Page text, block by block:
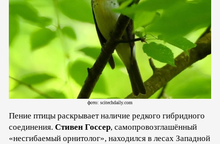
фото: scitechdaily.com
Пение птицы раскрывает наличие редкого гибридного
соединения. Стивен Госсер, самопровозглашённый
«несгибаемый орнитолог», находился в лесах Западной